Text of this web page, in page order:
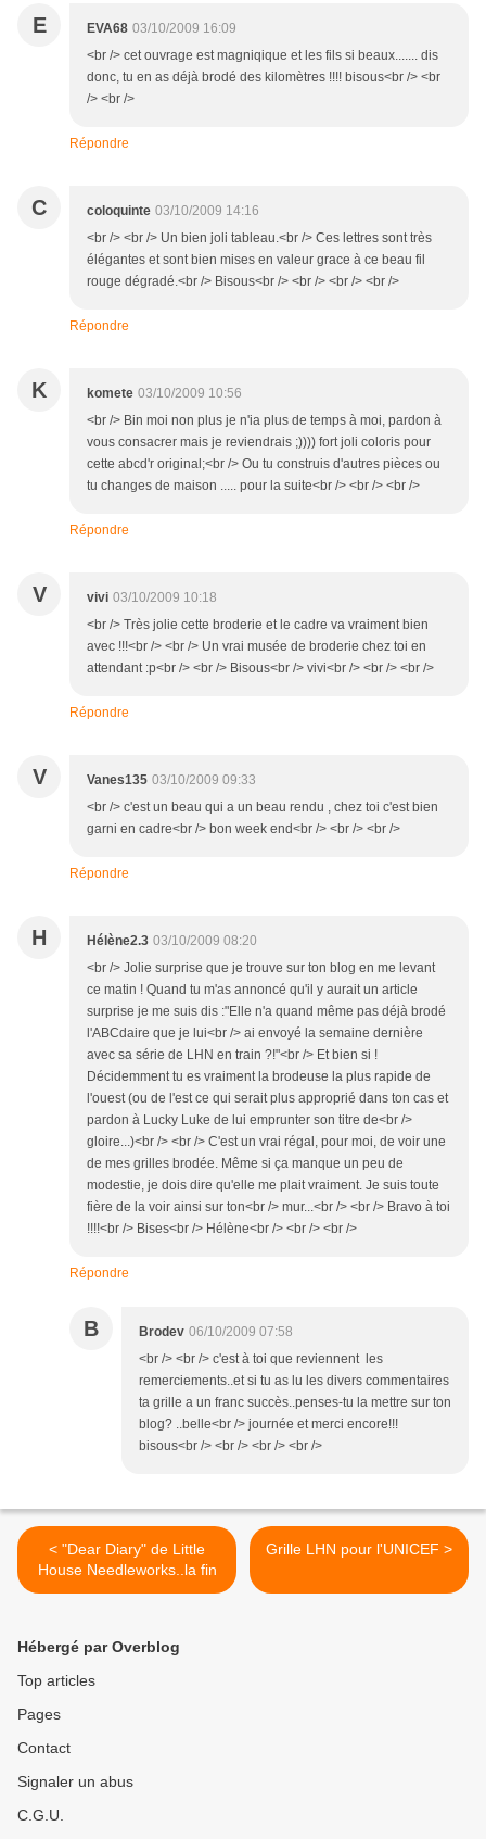
E EVA68 03/10/2009 16:09
<br /> cet ouvrage est magniqique et les fils si beaux....... dis
donc, tu en as déjà brodé des kilomètres !!!! bisous<br /> <br
/> <br />
Répondre
C coloquinte 03/10/2009 14:16
<br /> <br /> Un bien joli tableau.<br /> Ces lettres sont très
élégantes et sont bien mises en valeur grace à ce beau fil
rouge dégradé.<br /> Bisous<br /> <br /> <br /> <br />
Répondre
K komete 03/10/2009 10:56
<br /> Bin moi non plus je n'ia plus de temps à moi, pardon à
vous consacrer mais je reviendrais ;)))) fort joli coloris pour
cette abcd'r original;<br /> Ou tu construis d'autres pièces ou
tu changes de maison ..... pour la suite<br /> <br /> <br />
Répondre
V vivi 03/10/2009 10:18
<br /> Très jolie cette broderie et le cadre va vraiment bien
avec !!!<br /> <br /> Un vrai musée de broderie chez toi en
attendant :p<br /> <br /> Bisous<br /> vivi<br /> <br /> <br />
Répondre
V Vanes135 03/10/2009 09:33
<br /> c'est un beau qui a un beau rendu , chez toi c'est bien
garni en cadre<br /> bon week end<br /> <br /> <br />
Répondre
H Hélène2.3 03/10/2009 08:20
<br /> Jolie surprise que je trouve sur ton blog en me levant
ce matin ! Quand tu m'as annoncé qu'il y aurait un article
surprise je me suis dis :"Elle n'a quand même pas déjà brodé
l'ABCdaire que je lui<br /> ai envoyé la semaine dernière
avec sa série de LHN en train ?!"<br /> Et bien si !
Décidemment tu es vraiment la brodeuse la plus rapide de
l'ouest (ou de l'est ce qui serait plus approprié dans ton cas et
pardon à Lucky Luke de lui emprunter son titre de<br />
gloire...)<br /> <br /> C'est un vrai régal, pour moi, de voir une
de mes grilles brodée. Même si ça manque un peu de
modestie, je dois dire qu'elle me plait vraiment. Je suis toute
fière de la voir ainsi sur ton<br /> mur...<br /> <br /> Bravo à toi
!!!!<br /> Bises<br /> Hélène<br /> <br /> <br />
Répondre
B Brodev 06/10/2009 07:58
<br /> <br /> c'est à toi que reviennent les
remerciements..et si tu as lu les divers commentaires
ta grille a un franc succès..penses-tu la mettre sur ton
blog? ..belle<br /> journée et merci encore!!!
bisous<br /> <br /> <br /> <br />
< "Dear Diary" de Little
House Needleworks..la fin
Grille LHN pour l'UNICEF >
Hébergé par Overblog
Top articles
Pages
Contact
Signaler un abus
C.G.U.